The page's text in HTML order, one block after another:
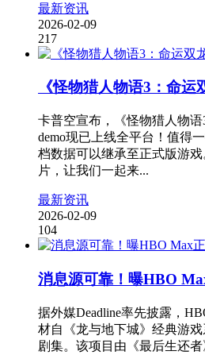
最新资讯
2026-02-09
217
《怪物猎人物语3：命运
卡普空宣布，《怪物猎人物
demo现已上线全平台！值得
档数据可以继承至正式版游
片，让我们一起来...
最新资讯
2026-02-09
104
消息源可靠！曝HBO
据外媒Deadline率先披露，
材自《龙与地下城》经典游
剧集。该项目由《最后生还